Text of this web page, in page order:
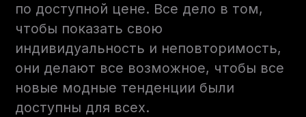
по доступной цене. Все дело в том,
чтобы показать свою
индивидуальность и неповторимость,
они делают все возможное, чтобы все
новые модные тенденции были
доступны для всех.